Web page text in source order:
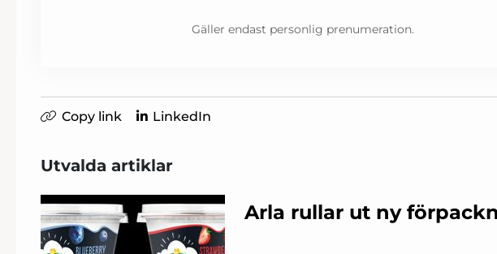
Gäller endast personlig prenumeration.
Copy link LinkedIn
Utvalda artiklar
Arla rullar ut ny